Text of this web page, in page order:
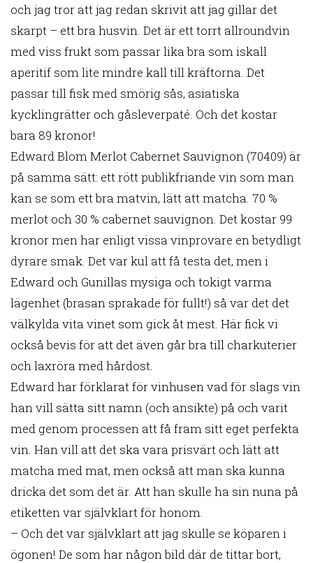
och jag tror att jag redan skrivit att jag gillar det
skarpt – ett bra husvin. Det är ett torrt allroundvin
med viss frukt som passar lika bra som iskall
aperitif som lite mindre kall till kräftorna. Det
passar till fisk med smörig sås, asiatiska
kycklingrätter och gåsleverpaté. Och det kostar
bara 89 kronor!
Edward Blom Merlot Cabernet Sauvignon (70409) är
på samma sätt: ett rött publikfriande vin som man
kan se som ett bra matvin, lätt att matcha. 70 %
merlot och 30 % cabernet sauvignon. Det kostar 99
kronor men har enligt vissa vinprovare en betydligt
dyrare smak. Det var kul att få testa det, men i
Edward och Gunillas mysiga och tokigt varma
lägenhet (brasan sprakade för fullt!) så var det det
välkylda vita vinet som gick åt mest. Här fick vi
också bevis för att det även går bra till charkuterier
och laxröra med hårdost.
Edward har förklarat för vinhusen vad för slags vin
han vill sätta sitt namn (och ansikte) på och varit
med genom processen att få fram sitt eget perfekta
vin. Han vill att det ska vara prisvärt och lätt att
matcha med mat, men också att man ska kunna
dricka det som det är. Att han skulle ha sin nuna på
etiketten var självklart för honom.
– Och det var självklart att jag skulle se köparen i
ögonen! De som har någon bild där de tittar bort,